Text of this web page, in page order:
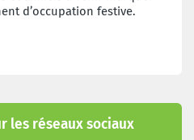
d’occupation festive.
les réseaux sociaux